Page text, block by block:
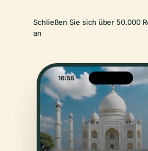
Schließen Sie sich über 50.000
an